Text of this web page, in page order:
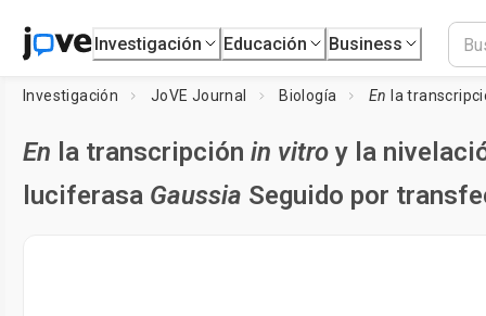
Investigación Educación Business
Investigación JoVE Journal Biología En la
En la transcripción in vitro y la
luciferasa Gaussia Seguido por